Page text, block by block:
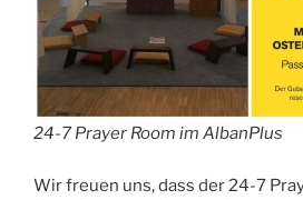
24-7 Prayer Room im AlbanPlus
Wir freuen uns, dass der 24-7